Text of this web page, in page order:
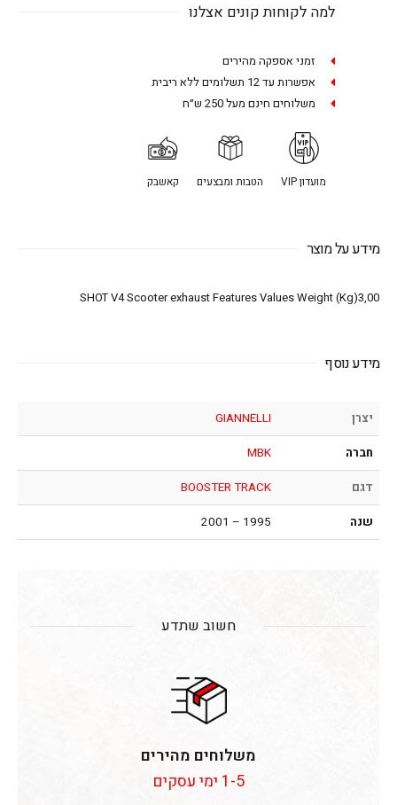
למה לקוחות קונים אצלנו
זמני אספקה מהירים
אפשרות עד 12 תשלומים ללא ריבית
משלוחים חינם מעל 250 ש״ח
מועדון VIP הטבות ומבצעים קאשבק
מידע על מוצר
SHOT V4 Scooter exhaust Features Values Weight (Kg)3,00
מידע נוסף
יצרן
GIANNELLI
חברה
MBK
דגם
BOOSTER TRACK
שנה
1995 – 2001
חשוב שתדע
משלוחים מהירים
1-5 ימי עסקים